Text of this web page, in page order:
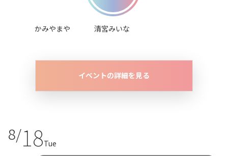
かみやまや 清宮みいな
イベントの詳細を見る
8/18Tue